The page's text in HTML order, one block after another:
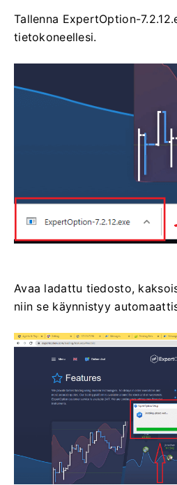
Tallenna ExpertOption-
tietokoneellesi.
Avaa ladattu tiedosto,
niin se käynnistyy